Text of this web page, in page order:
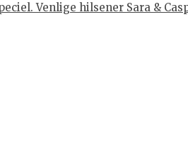
Venlige hilsener Sara &